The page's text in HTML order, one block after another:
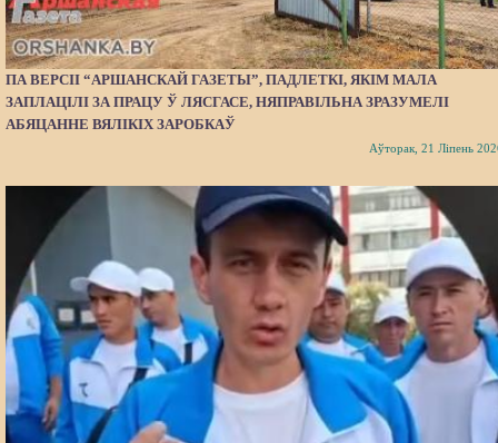
ПА ВЕРСІІ “АРШАНСКАЙ ГАЗЕТЫ”, ПАДЛЕТКІ, ЯКІМ МАЛА
ЗАПЛАЦІЛІ ЗА ПРАЦУ Ў ЛЯСГАСЕ, НЯПРАВІЛЬНА ЗРАЗУМЕЛІ
АБЯЦАННЕ ВЯЛІКІХ ЗАРОБКАЎ
Аўторак, 21 Ліпень